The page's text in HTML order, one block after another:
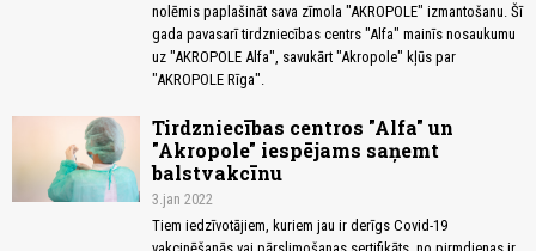
nolēmis paplašināt sava zīmola "AKROPOLE" izmantošanu. Šī
gada pavasarī tirdzniecības centrs "Alfa" mainīs nosaukumu
uz "AKROPOLE Alfa", savukārt "Akropole" kļūs par
"AKROPOLE Rīga".
Tirdzniecības centros "Alfa" un
"Akropole" iespējams saņemt
balstvakcīnu
3.jan 2022
Tiem iedzīvotājiem, kuriem jau ir derīgs Covid-19